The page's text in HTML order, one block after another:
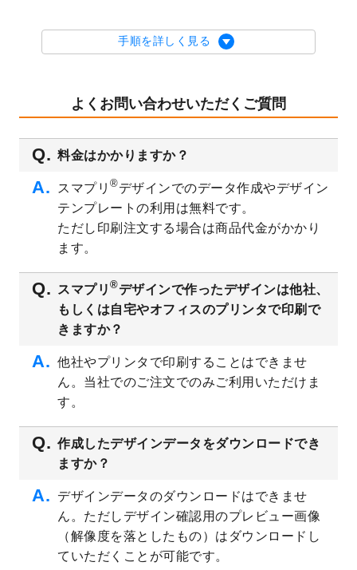
を公開いたしました。
2023/9/1
2024年版1月始まりのカレンダーデザイン
オリジナルサイズ、変型サイズで作成でき
るようになりました！
2023/8/18
チケットのデザインテンプレートを追加し
ました。
2023/8/7
【新商品】チケット
が作成できるようにな
りました！
美容・エステのチラシデザインテンプレー
トを追加しました。
いたしました。
2023/6/12
うちわのデザインテンプレート
を公開いた
しました。
を公開いたしました。
2023/5/9
書類カバー（見積書表紙）のデザインテン
追加しました。
2023/4/20
2023/4/18
セミナー・講演会のチラシデザインテンプ
レートを追加しました。
2023/4/18
スポーツジム・フィットネスクラブのチラ
シデザインテンプレート
手順を詳しく見る
よくお問い合わせいただくご質問
料金はかかりますか？
スマプリ ®デザインでのデータ作成やデザイン
テンプレートの利用は無料です。
ただし印刷注文する場合は商品代金がかかり
ます。
スマプリ ®デザインで作ったデザインは他社、
もしくは自宅やオフィスのプリンタで印刷で
きますか？
他社やプリンタで印刷することはできませ
ん。当社でのご注文でのみご利用いただけま
す。
作成したデザインデータをダウンロードでき
ますか？
デザインデータのダウンロードはできませ
ん。ただしデザイン確認用のプレビュー画像
（解像度を落としたもの）はダウンロードし
ていただくことが可能です。